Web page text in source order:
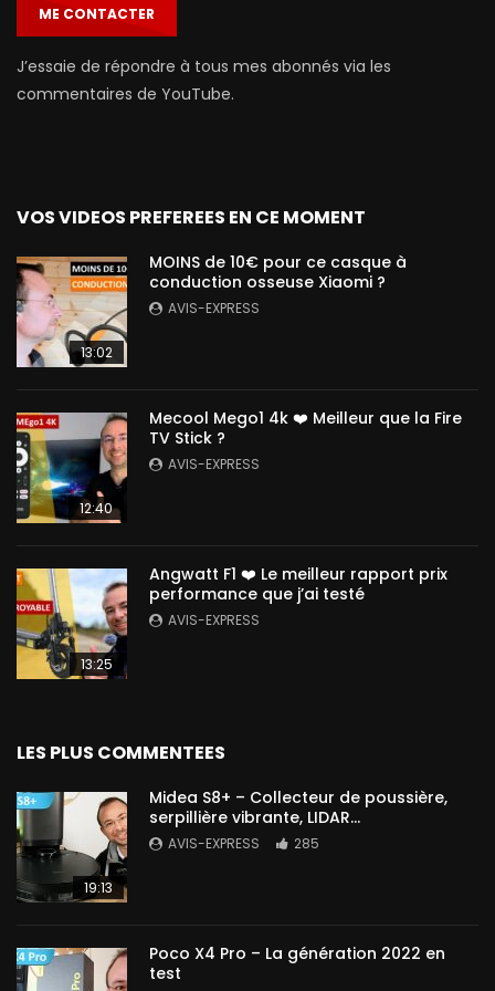
ME CONTACTER
J’essaie de répondre à tous mes abonnés via les
commentaires de YouTube.
VOS VIDEOS PREFEREES EN CE MOMENT
13:02
MOINS de 10€ pour ce casque à
conduction osseuse Xiaomi ?
AVIS-EXPRESS
12:40
Mecool Mego1 4k ❤️ Meilleur que la Fire
TV Stick ?
AVIS-EXPRESS
13:25
Angwatt F1 ❤️ Le meilleur rapport prix
performance que j’ai testé
AVIS-EXPRESS
LES PLUS COMMENTEES
19:13
Midea S8+ – Collecteur de poussière,
serpillière vibrante, LIDAR…
AVIS-EXPRESS 285
Poco X4 Pro – La génération 2022 en
test